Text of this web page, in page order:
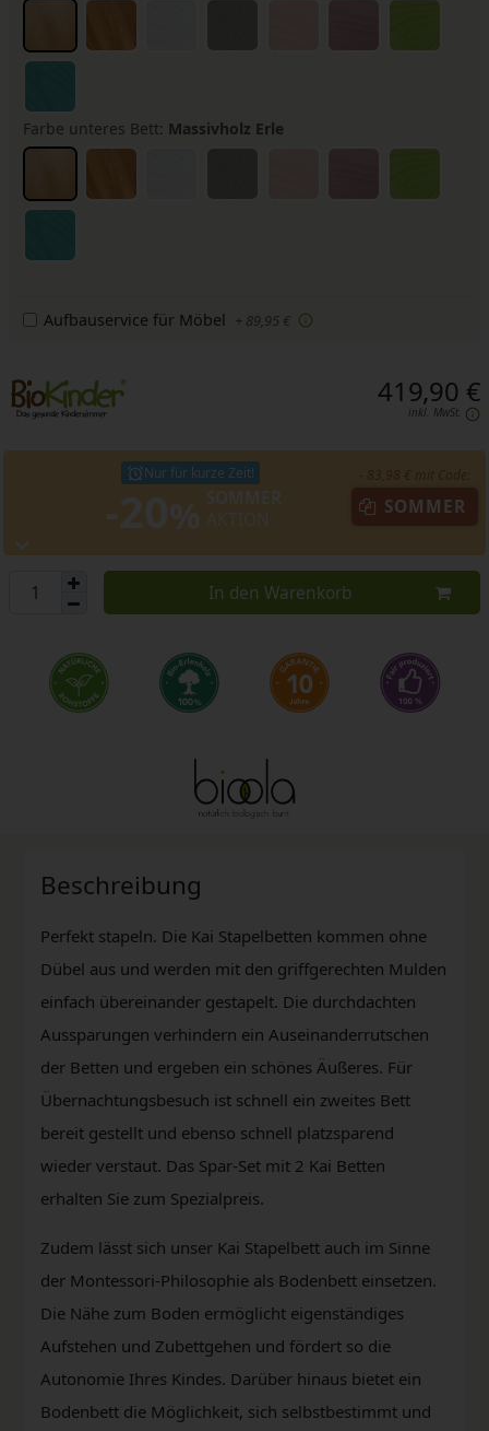
Farbe unteres Bett: Massivholz Erle
Aufbauservice für Möbel + 89,95 €
419,90 €
inkl. MwSt.
Nur für kurze Zeit!
SOMMER
In den Warenkorb
Beschreibung
Perfekt stapeln. Die Kai Stapelbetten kommen ohne
Dübel aus und werden mit den griffgerechten Mulden
einfach übereinander gestapelt. Die durchdachten
Aussparungen verhindern ein Auseinanderrutschen
der Betten und ergeben ein schönes Äußeres. Für
Übernachtungsbesuch ist schnell ein zweites Bett
bereit gestellt und ebenso schnell platzsparend
wieder verstaut. Das Spar-Set mit 2 Kai Betten
erhalten Sie zum Spezialpreis.
Zudem lässt sich unser Kai Stapelbett auch im Sinne
der Montessori-Philosophie als Bodenbett einsetzen.
Die Nähe zum Boden ermöglicht eigenständiges
Aufstehen und Zubettgehen und fördert so die
Autonomie Ihres Kindes. Darüber hinaus bietet ein
Bodenbett die Möglichkeit, sich selbstbestimmt und